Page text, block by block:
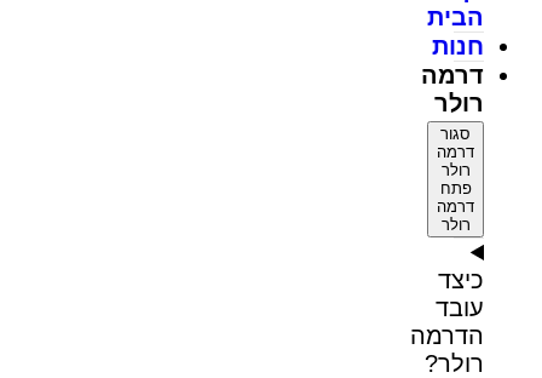
הבית
חנות
דרמה
רולר
סגור
דרמה
רולר
פתח
דרמה
רולר
כיצד
עובד
הדרמה
רולר?